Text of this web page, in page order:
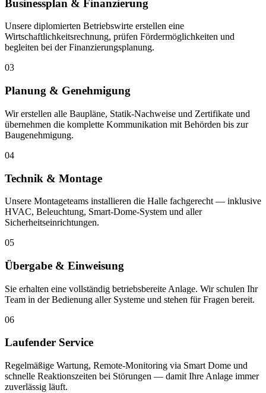
Businessplan & Finanzierung
Unsere diplomierten Betriebswirte erstellen eine
Wirtschaftlichkeitsrechnung, prüfen Fördermöglichkeiten und
begleiten bei der Finanzierungsplanung.
03
Planung & Genehmigung
Wir erstellen alle Baupläne, Statik-Nachweise und Zertifikate und
übernehmen die komplette Kommunikation mit Behörden bis zur
Baugenehmigung.
04
Technik & Montage
Unsere Montageteams installieren die Halle fachgerecht — inklusive
HVAC, Beleuchtung, Smart-Dome-System und aller
Sicherheitseinrichtungen.
05
Übergabe & Einweisung
Sie erhalten eine vollständig betriebsbereite Anlage. Wir schulen Ihr
Team in der Bedienung aller Systeme und stehen für Fragen bereit.
06
Laufender Service
Regelmäßige Wartung, Remote-Monitoring via Smart Dome und
schnelle Reaktionszeiten bei Störungen — damit Ihre Anlage immer
zuverlässig läuft.